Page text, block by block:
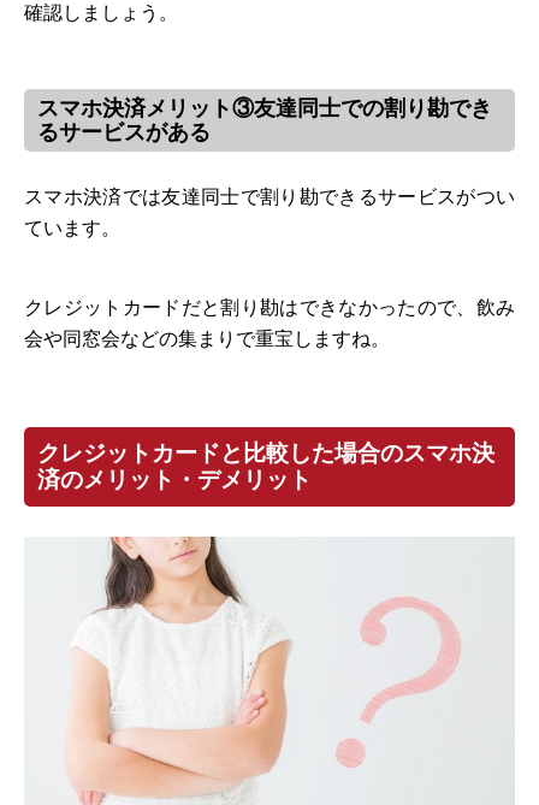
確認しましょう。
スマホ決済メリット③友達同士での割り勘でき
るサービスがある
スマホ決済では友達同士で割り勘できるサービスがつい
ています。
クレジットカードだと割り勘はできなかったので、飲み
会や同窓会などの集まりで重宝しますね。
クレジットカードと比較した場合のスマホ決
済のメリット・デメリット